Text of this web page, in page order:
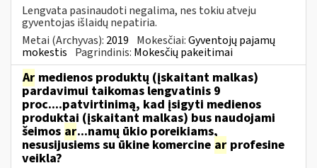
Lengvata pasinaudoti negalima, nes tokiu atveju
gyventojas išlaidų nepatiria.
Metai (Archyvas): 2019 Mokesčiai:Gyventojų pajamų
mokestis Pagrindinis: Mokesčių pakeitimai
Ar medienos produktų (įskaitant malkas)
pardavimui taikomas lengvatinis 9
proc....patvirtinimą, kad įsigyti medienos
produktai (įskaitant malkas) bus naudojami
šeimos ar...namų ūkio poreikiams,
nesusijusiems su ūkine komercine ar profesine
veikla?